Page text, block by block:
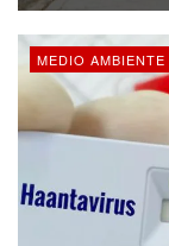
MEDIO AMBIENTE